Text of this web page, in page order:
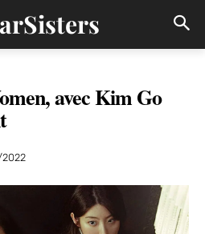
avec Kim Go